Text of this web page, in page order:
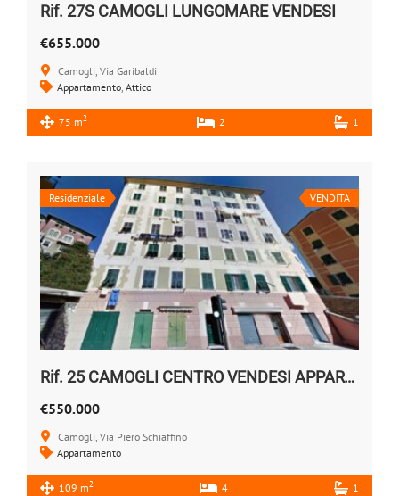
Rif. 27S CAMOGLI LUNGOMARE VENDESI
€655.000
Camogli, Via Garibaldi
Appartamento Attico
75 m2 2 1
Residenziale VENDITA
Rif. 25 CAMOGLI CENTRO VENDESI APPARTAMENTO
€550.000
Camogli, Via Piero Schiaffino
Appartamento
109 m2 4 1